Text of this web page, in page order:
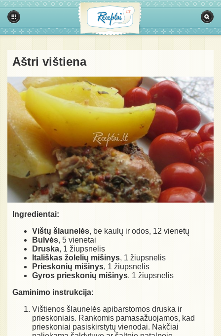
Aštri vištiena
Ingredientai:
Vištų šlaunelės, be kaulų ir odos, 12 vienetų
Bulvės, 5 vienetai
Druska, 1 žiupsnelis
Itališkas žolelių mišinys, 1 žiupsnelis
Prieskonių mišinys, 1 žiupsnelis
Gyros prieskonių mišinys, 1 žiupsnelis
Gaminimo instrukcija:
Vištienos šlaunelės apibarstomos druska ir
prieskoniais. Rankomis pamasažuojamos, kad
prieskoniai pasiskirstytų vienodai. Nakčiai